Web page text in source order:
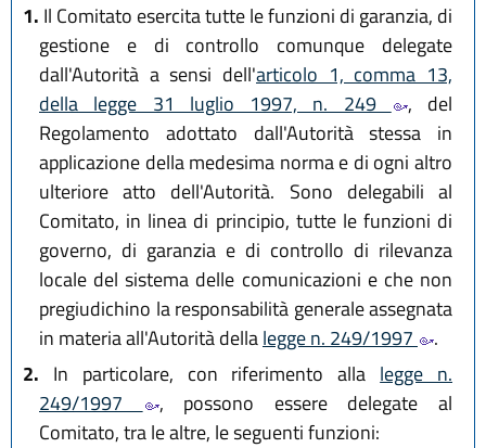
1. Il Comitato esercita tutte le funzioni di garanzia, di
gestione e di controllo comunque delegate
dall'Autorità a sensi dell'articolo 1, comma 13,
della legge 31 luglio 1997, n. 249
, del
Regolamento adottato dall'Autorità stessa in
applicazione della medesima norma e di ogni altro
ulteriore atto dell'Autorità. Sono delegabili al
Comitato, in linea di principio, tutte le funzioni di
governo, di garanzia e di controllo di rilevanza
locale del sistema delle comunicazioni e che non
pregiudichino la responsabilità generale assegnata
in materia all'Autorità dellalegge n. 249/1997
.
2. In particolare, con riferimento alla legge n.
249/1997
, possono essere delegate al
Comitato, tra le altre, le seguenti funzioni: